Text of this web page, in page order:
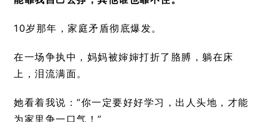
10岁那年，家庭矛盾彻底爆发。
在一场争执中，妈妈被婶婶打折了胳膊，躺在床
上，泪流满面。
她看着我说：“你一定要好好学习，出人头地，才能
为家里争一口气！”